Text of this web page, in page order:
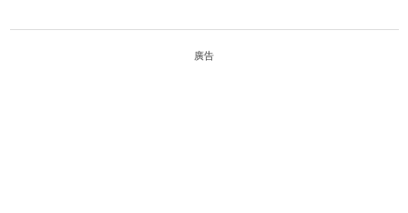
廣告